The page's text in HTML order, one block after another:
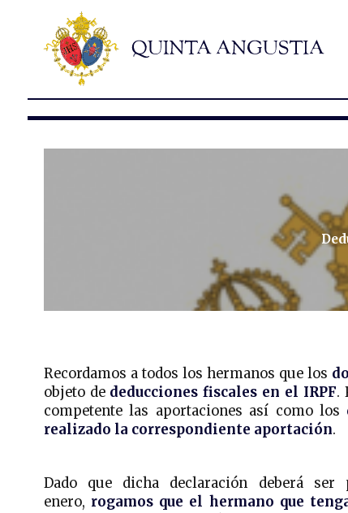
Recordamos a todos los hermanos que los
objeto de deducciones fiscales en el IRPF.
competente las aportaciones así como los
realizado la correspondiente aportación.
Dado que dicha declaración deberá
enero, rogamos que el hermano que